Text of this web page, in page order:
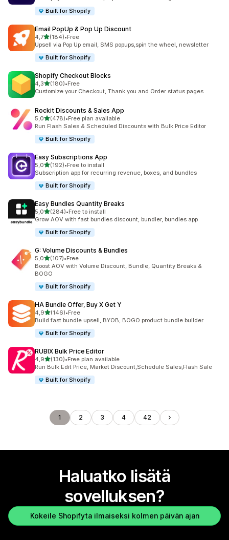
Built for Shopify
Email PopUp & Pop Up Discount
4,7/ 5 tähteä
(184)
184 arvostelua yhteensä
•Free
Upsell via Pop Up email, SMS popups,spin the wheel, newsletter
Built for Shopify
Shopify Checkout Blocks
4,3/ 5 tähteä
(180)
180 arvostelua yhteensä
•Free
Customize your Checkout, Thank you and Order status pages
Rockit Discounts & Sales App
5,0/ 5 tähteä
(478)
478 arvostelua yhteensä
•Free plan available
Run Flash Sales & Scheduled Discounts with Bulk Price Editor
Built for Shopify
Easy Subscriptions App
5,0/ 5 tähteä
(192)
192 arvostelua yhteensä
•Free to install
Subscription app for recurring revenue, boxes, and bundles
Built for Shopify
Easy Bundles Quantity Breaks
5,0/ 5 tähteä
(284)
284 arvostelua yhteensä
•Free to install
Grow AOV with fast bundles discount, bundler, bundles app
Built for Shopify
G: Volume Discounts & Bundles
5,0/ 5 tähteä
(107)
107 arvostelua yhteensä
•Free
Boost AOV with Volume Discount, Bundle, Quantity Breaks &
BOGO
Built for Shopify
HA Bundle Offer, Buy X Get Y
4,9/ 5 tähteä
(146)
146 arvostelua yhteensä
•Free
Build fast bundle upsell, BYOB, BOGO product bundle builder
Built for Shopify
RUBIX Bulk Price Editor
4,9/ 5 tähteä
(130)
130 arvostelua yhteensä
•Free plan available
Run Bulk Edit Price, Market Discount,Schedule Sales,Flash Sale
Built for Shopify
1 2 3 4 42
Haluatko lisätä
sovelluksen?
Kokeile Shopifyta ilmaiseksi kolmen päivän ajan